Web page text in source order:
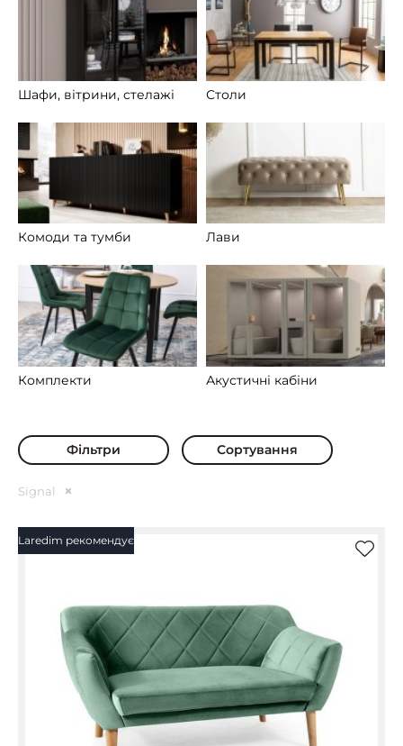
Шафи, вітрини, стелажі Столи
Комоди та тумби Лави
Комплекти Акустичні кабіни
Фільтри Сортування
Signal
Laredim рекомендує